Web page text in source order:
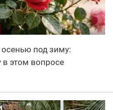
под зиму:
в этом вопросе